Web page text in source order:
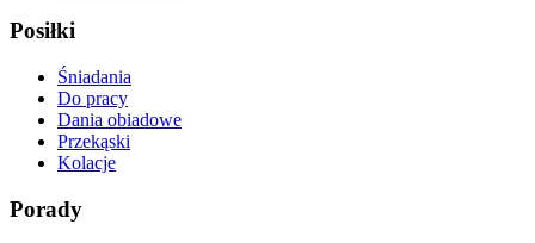
Posiłki
Śniadania
Do pracy
Dania obiadowe
Przekąski
Kolacje
Porady